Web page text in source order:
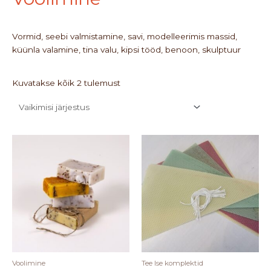
Vormid, seebi valmistamine, savi, modelleerimis massid,
küünla valamine, tina valu, kipsi tööd, benoon, skulptuur
Kuvatakse kõik 2 tulemust
Voolimine Tee Ise komplektid
tootel
on
varianti.
Valikuid
saab
teha